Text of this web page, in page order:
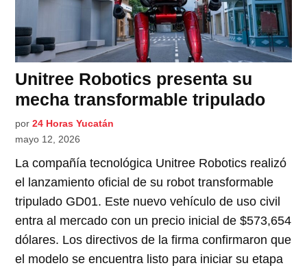
Unitree Robotics presenta su
mecha transformable tripulado
por 24 Horas Yucatán
mayo 12, 2026
La compañía tecnológica Unitree Robotics realizó
el lanzamiento oficial de su robot transformable
tripulado GD01. Este nuevo vehículo de uso civil
entra al mercado con un precio inicial de $573,654
dólares. Los directivos de la firma confirmaron que
el modelo se encuentra listo para iniciar su etapa